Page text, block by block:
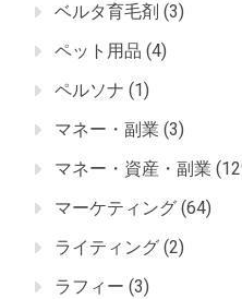
ベルタ育毛剤 (3)
ペット用品 (4)
ペルソナ (1)
マネー・副業 (3)
マネー・資産・副業
マーケティング (64)
ライティング (2)
ラフィー (3)